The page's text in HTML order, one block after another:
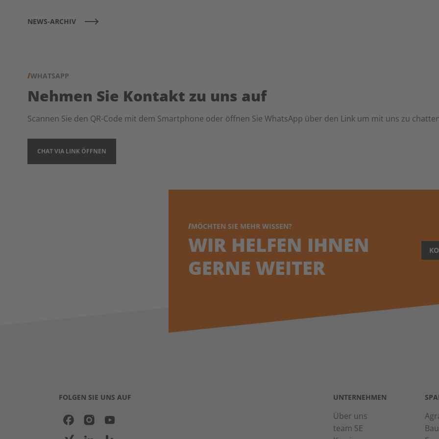
NEWS-ARCHIV
WHATSAPP
Nehmen Sie Kontakt zu uns auf
Scannen Sie den QR-Code mit dem Smartphone oder öffnen Sie WhatsApp über den Link um mit uns zu
CHAT VIA LINK ÖFFNEN
MÖCHTEN SIE MEHR WISSEN?
WIR HELFEN IHNEN
GERNE WEITER
FOLGEN SIE UNS AUF UNTERNEHMEN
Über uns
team SE
Bau